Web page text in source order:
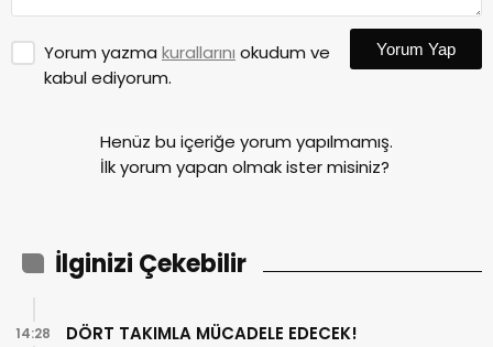
Yorum yazma kurallarını okudum ve
kabul ediyorum.
Yorum Yap
Henüz bu içeriğe yorum yapılmamış.
İlk yorum yapan olmak ister misiniz?
İlginizi Çekebilir
DÖRT TAKIMLA MÜCADELE EDECEK!
14:28